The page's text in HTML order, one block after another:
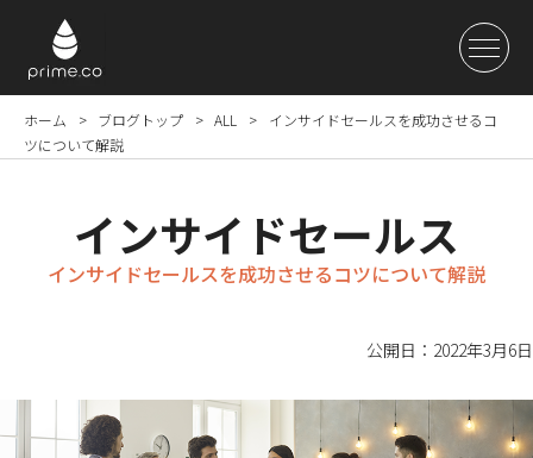
ホーム ブログトップ ALL
インサイドセールスを成功させるコ
ツについて解説
インサイドセールス
インサイドセールスを成功させるコツについて解説
公開日：2022年3月6日